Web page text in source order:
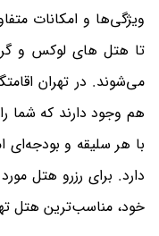
ویژگی‌ها و امکانات
تا هتل های لوکس و
می‌شوند. در تهران
هم وجود دارند که شما
با هر سلیقه و بودجه‌ای
دارد. برای رزرو هتل
خود، مناسب‌ترین هتل